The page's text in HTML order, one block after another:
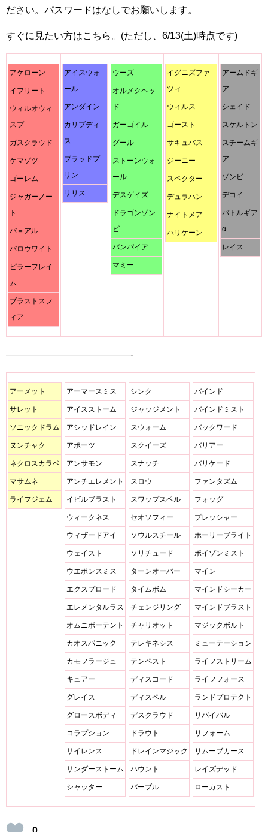
ださい。パスワードはなしでお願いします。
すぐに見たい方はこちら。(ただし、6/13(土)時点です)
アケローン
イフリート
ウィルオウィ
スプ
ガスクラウド
ケマゾツ
ゴーレム
ジャガーノー
ト
バ＝アル
バロウワイト
ピラーフレイ
ム
ブラストスフ
ィア
アイスウォ
ール
アンダイン
カリブディ
ス
ブラッドプ
リン
リリス
ウーズ
オルメクヘッ
ド
ガーゴイル
グール
ストーンウォ
ール
デスゲイズ
ドラゴンゾン
ビ
バンパイア
マミー
イグニズファ
ツィ
ウィルス
ゴースト
サキュバス
ジーニー
スペクター
デュラハン
ナイトメア
ハリケーン
アームドギ
ア
シェイド
スケルトン
スチームギ
ア
ゾンビ
デコイ
バトルギア
α
レイス
—————————————-
アーメット
サレット
ソニックドラム
ヌンチャク
ネクロスカラベ
マサムネ
ライフジェム
アーマースミス
アイスストーム
アシッドレイン
アポーツ
アンサモン
アンチエレメント
イビルブラスト
ウィークネス
ウィザードアイ
ウェイスト
ウエポンスミス
エクスプロード
エレメンタルラス
オムニポーテント
カオスパニック
カモフラージュ
キュアー
グレイス
グロースボディ
コラプション
サイレンス
サンダーストーム
シャッター
シンク
ジャッジメント
スウォーム
スクイーズ
スナッチ
スロウ
スワップスペル
セオソフィー
ソウルスチール
ソリチュード
ターンオーバー
タイムボム
チェンジリング
チャリオット
テレキネシス
テンペスト
ディスコード
ディスペル
デスクラウド
ドラウト
ドレインマジック
ハウント
バーブル
バインド
バインドミスト
バックワード
バリアー
バリケード
ファンタズム
フォッグ
プレッシャー
ホーリーブライト
ポイゾンミスト
マイン
マインドシーカー
マインドブラスト
マジックボルト
ミューテーション
ライフストリーム
ライフフォース
ランドプロテクト
リバイバル
リフォーム
リムーブカース
レイズデッド
ローカスト